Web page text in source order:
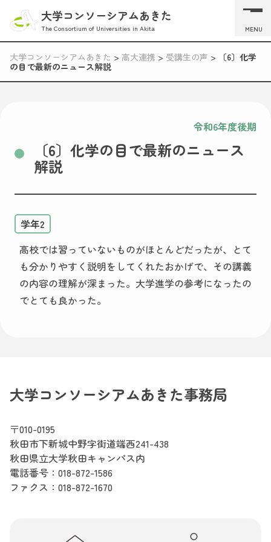
大学コンソーシアムあきた
The Consortium of Universities in Akita MENU
大学コンソーシアムあきた > 高大連携 > 受講生の声 >
〔6〕化学
の目で最新のニュース解説
令和6年度後期
〔6〕化学の目で最新のニュース
解説
学年2
高校では習っていないものがほとんどだったが、とて
も分かりやすく説明をしてくれたおかげで、その講義
の内容の理解が深まった。大学進学の参考になったの
でとても良かった。
大学コンソーシアムあきた事務局
〒010-0195
秋田市下新城中野字街道端西241-438
秋田県立大学秋田キャンパス内
電話番号： 018-872-1586
ファクス：018-872-1670